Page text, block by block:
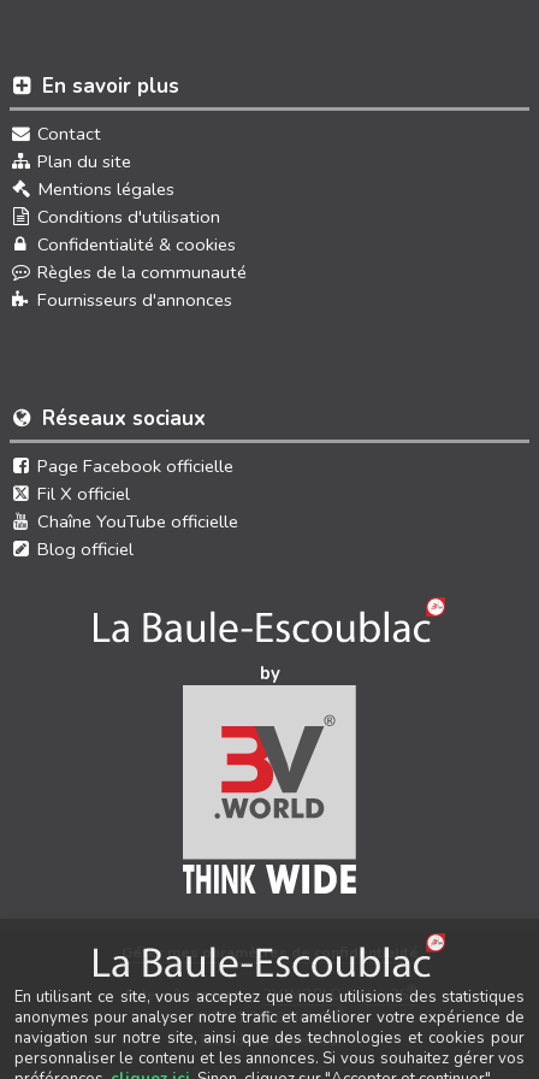
Réseaux sociaux
Page Facebook officielle
Fil X officiel
Chaîne YouTube officielle
Blog officiel
En savoir plus
Contact
Plan du site
Mentions légales
Conditions d'utilisation
Confidentialité & cookies
Règles de la communauté
Fournisseurs d'annonces
by
Gérer mes paramètres de confidentialité
Auteur & conception 3V.WORLD&New3S ®
© 2021-2026 New3S®
Tous droits réservés.
En utilisant ce site, vous acceptez que nous utilisions des statistiques
anonymes pour analyser notre trafic et améliorer votre expérience de
navigation sur notre site, ainsi que des technologies et cookies pour
personnaliser le contenu et les annonces. Si vous souhaitez gérer vos